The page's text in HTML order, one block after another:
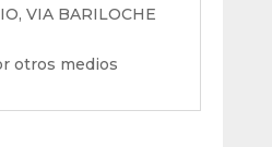
VIA BARILOCHE
otros medios